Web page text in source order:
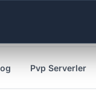
Pvp Serverler